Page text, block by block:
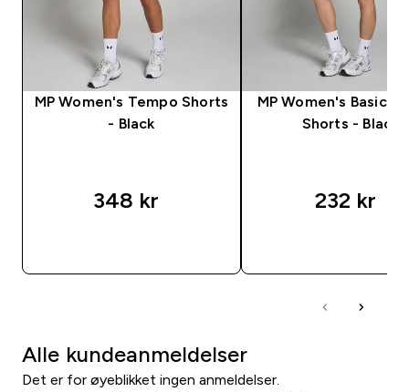
MP Women's Tempo Shorts
- Black
348 kr‎
MP Women's Basic
Shorts - Black
232 kr‎
Alle kundeanmeldelser
Det er for øyeblikket ingen anmeldelser.